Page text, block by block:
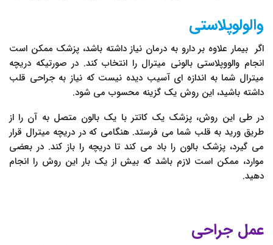
والولوپلاستی
اگر بیمار علاوه بر دارو به درمان نیاز داشته باشد، پزشک ممکن است
انجام والووپلاستی بالونی میترال را انتخاب کند. در صورتیکه دریچه
میترال شما به اندازه ای آسیب دیده نیست که نیاز به جراحی قلب
داشته باشید، این روش یک گزینه محسوب می شود.
در طی این روش، پزشک یک کاتتر با یک بالون متصل به آن را از
طریق ورید به قلب شما می فرستد. هنگامی که در دریچه میترال قرار
می گیرد، پزشک بالون را باد می کند تا دریچه را باز کند. در بعضی
موارد، ممکن است لازم باشد که بیش از یک بار این روش را انجام
دهید.
عمل جراحی